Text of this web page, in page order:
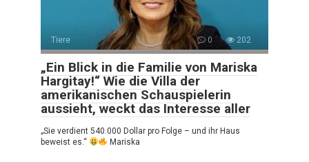
Tiere 0 202
„Ein Blick in die Familie von Mariska
Hargitay!“ Wie die Villa der
amerikanischen Schauspielerin
aussieht, weckt das Interesse aller
„Sie verdient 540.000 Dollar pro Folge – und ihr Haus
beweist es.“
Mariska